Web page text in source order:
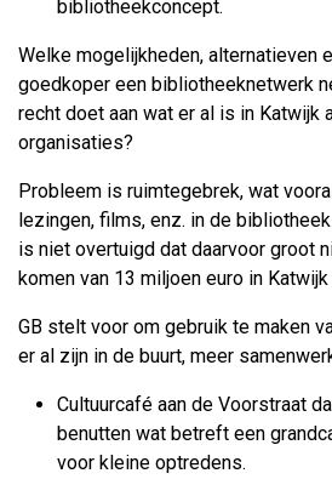
bibliotheekconcept.
Welke mogelijkheden, alternatieven
goedkoper een bibliotheeknetwerk
recht doet aan wat er al is in Katwijk
organisaties?
Probleem is ruimtegebrek, wat
lezingen, films, enz. in de
is niet overtuigd dat daarvoor groot
komen van 13 miljoen euro in Katwijk
GB stelt voor om gebruik te maken
er al zijn in de buurt, meer
Cultuurcafé aan de Voorstraat
benutten wat betreft een
voor kleine optredens.